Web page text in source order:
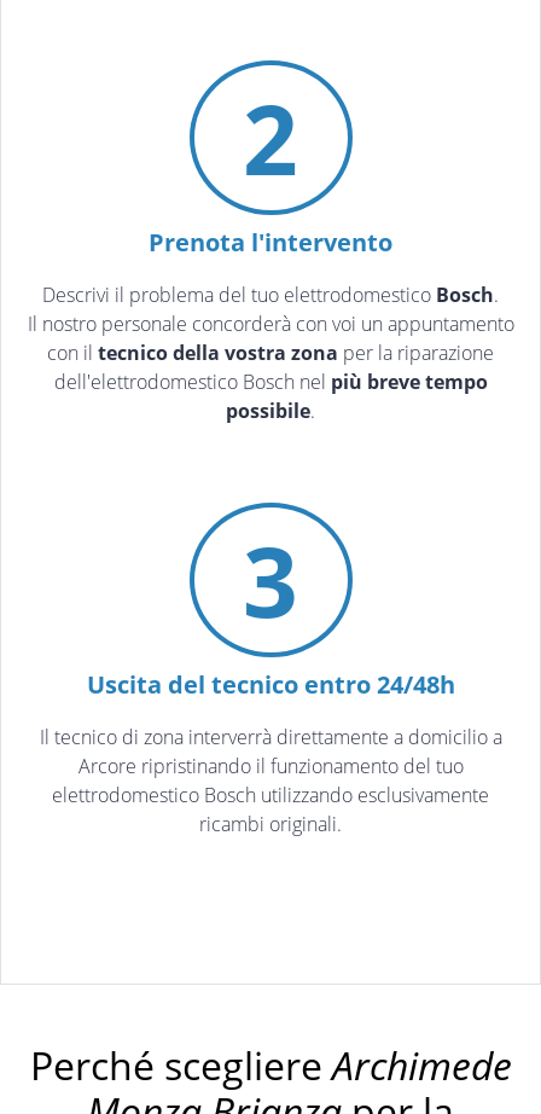
2
Prenota l'intervento
Descrivi il problema del tuo elettrodomestico Bosch.
Il nostro personale concorderà con voi un appuntamento
con il tecnico della vostra zona per la riparazione
dell'elettrodomestico Bosch nel più breve tempo
possibile.
3
Uscita del tecnico entro 24/48h
Il tecnico di zona interverrà direttamente a domicilio a
Arcore ripristinando il funzionamento del tuo
elettrodomestico Bosch utilizzando esclusivamente
ricambi originali.
Perché scegliereArchimede